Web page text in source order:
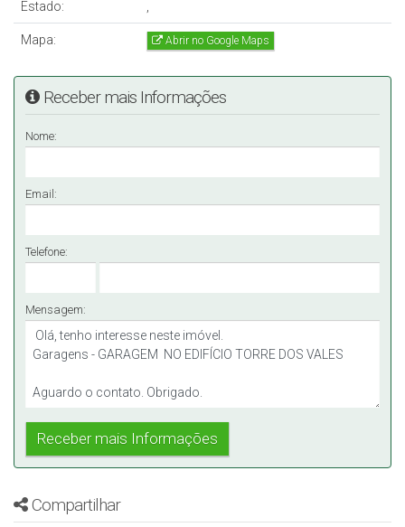
Estado:
Mapa: Abrir no Google Maps
Receber mais Informações
Nome:
Email:
Telefone:
Mensagem:
Compartilhar